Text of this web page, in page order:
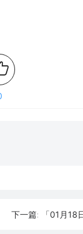
下一篇: 「01月18日